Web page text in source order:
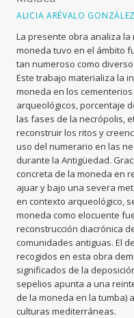
ALICIA ARÉVALO GONZÁLEZ
La presente obra analiza
moneda tuvo en el ámbito
tan numeroso como
Este trabajo materializa la
moneda en los
arqueológicos, porcentaje
las fases de la necrópolis,
reconstruir los ritos y
uso del numerario en las
durante la Antigüedad.
concreta de la moneda en
ajuar y bajo una severa
en contexto arqueológico,
moneda como elocuente
reconstrucción diacrónica
comunidades antiguas. El
recogidos en esta obra
significados de la
sepelios apunta a una
de la moneda en la tumba)
culturas mediterráneas.